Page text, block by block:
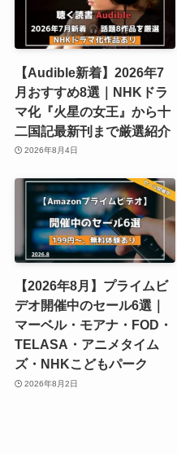
【Audible新着】2026年7
月おすすめ8選｜NHKドラ
マ化『火星の女王』から十
二国記最新刊まで厳選紹介
2026年8月4日
【2026年8月】プライムビ
デオ開催中のセール6選｜
マーベル・モアナ・FOD・
TELASA・アニメタイム
ズ・NHKこどもパーク
2026年8月2日